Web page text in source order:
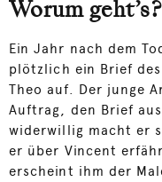
Worum geht’s?
Ein Jahr nach dem
plötzlich ein Brief
Theo auf. Der junge
Auftrag, den Brief
widerwillig macht er
er über Vincent
erscheint ihm der